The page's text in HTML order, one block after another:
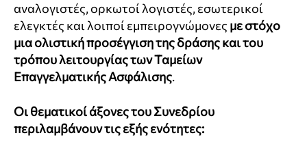
αναλογιστές, ορκωτοί λογιστές, εσωτερικοί
ελεγκτές και λοιποί εμπειρογνώμονες με στόχο
μια ολιστική προσέγγιση της δράσης και του
τρόπου λειτουργίας των Ταμείων
Επαγγελματικής Ασφάλισης.
Οι θεματικοί άξονες του Συνεδρίου
περιλαμβάνουν τις εξής ενότητες: